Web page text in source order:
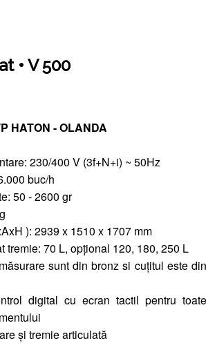
• V 500
HATON - OLANDA
230/400 V (3f+N+i) ~ 50Hz
buc/h
50 - 2600 gr
): 2939 x 1510 x 1707 mm
tremie: 70 L, opțional 120, 180, 250 L
sunt din bronz si cuțitul este din
digital cu ecran tactil pentru toate
și tremie articulată